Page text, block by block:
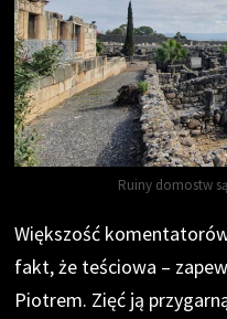
Ruiny domostw
Większość
fakt, że teściowa –
Piotrem. Zięć ją